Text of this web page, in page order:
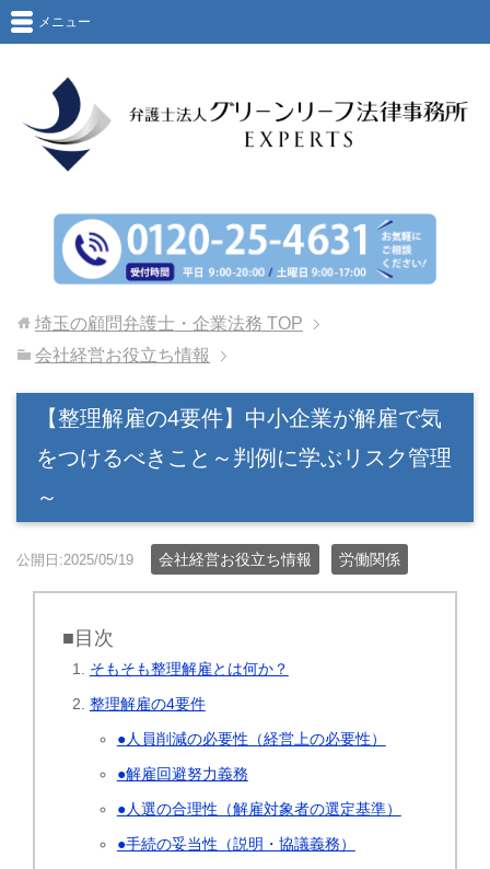
メニュー
埼玉の顧問弁護士・企業法務 TOP
会社経営お役立ち情報
【整理解雇の4要件】中小企業が解雇で気
をつけるべきこと～判例に学ぶリスク管理
～
公開日:2025/05/19 会社経営お役立ち情報 労働関係
■目次
そもそも整理解雇とは何か？
整理解雇の4要件
●人員削減の必要性（経営上の必要性）
●解雇回避努力義務
●人選の合理性（解雇対象者の選定基準）
●手続の妥当性（説明・協議義務）